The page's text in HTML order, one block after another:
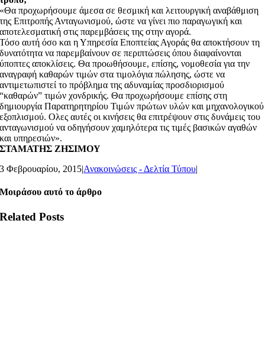
«Θα προχωρήσουμε άμεσα σε θεσμική και λειτουργική αναβάθμιση
της Επιτροπής Ανταγωνισμού, ώστε να γίνει πιο παραγωγική και
αποτελεσματική στις παρεμβάσεις της στην αγορά.
Τόσο αυτή όσο και η Υπηρεσία Εποπτείας Αγοράς θα αποκτήσουν τη
δυνατότητα να παρεμβαίνουν σε περιπτώσεις όπου διαφαίνονται
ύποπτες αποκλίσεις. Θα προωθήσουμε, επίσης, νομοθεσία για την
αναγραφή καθαρών τιμών στα τιμολόγια πώλησης, ώστε να
αντιμετωπιστεί το πρόβλημα της αδυναμίας προσδιορισμού
“καθαρών” τιμών χονδρικής. Θα προχωρήσουμε επίσης στη
δημιουργία Παρατηρητηρίου Τιμών πρώτων υλών και μηχανολογικού
εξοπλισμού. Ολες αυτές οι κινήσεις θα επιτρέψουν στις δυνάμεις του
ανταγωνισμού να οδηγήσουν χαμηλότερα τις τιμές βασικών αγαθών
και υπηρεσιών».
ΣΤΑΜΑΤΗΣ ΖΗΣΙΜΟΥ
3 Φεβρουαρίου, 2015|Ανακοινώσεις - Δελτία Τύπου|
Μοιράσου αυτό το άρθρο
Related Posts